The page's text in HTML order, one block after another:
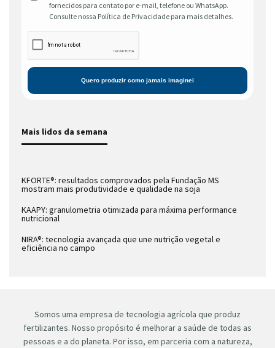
fornecidos para contato por e-mail, telefone ou WhatsApp.
Consulte nossa Política de Privacidade para mais detalhes.
Mais lidos da semana
KFORTE®: resultados comprovados pela Fundação MS
mostram mais produtividade e qualidade na soja
KAAPY: granulometria otimizada para máxima performance
nutricional
NIRA®: tecnologia avançada que une nutrição vegetal e
eficiência no campo
Somos uma empresa de tecnologia agrícola que produz
fertilizantes. Nosso propósito é melhorar a saúde de todas as
pessoas e a do planeta. Por isso, em parceria com a natureza,